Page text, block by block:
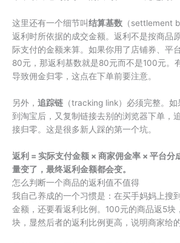
这里还有一个细节叫结算基数 （settlement
返利时所依据的成交金额。返利不是按商品
际支付的金额来算。如果你用了店铺券、平
80元，那返利基数就是80元而不是100元。
导致佣金归零，这点在下单前要注意。
另外， 追踪链 （tracking link）必须完整。
到淘宝后，又复制链接去别的浏览器下单，
接归零。这是很多新人踩的第一个坑。
返利 = 实际支付金额 × 商家佣金率 × 平台分
量变了，最终返利金额都会变。
怎么判断一个商品的返利值不值得
我自己养成的一个习惯是：在买手妈妈上搜
金额，还要看返利比例。100元的商品返5块
块，显然后者的返利比例更高，说明商家给